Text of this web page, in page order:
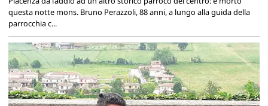
questa notte mons. Bruno Perazzoli, 88 anni, a lungo alla guida della
parrocchia c...